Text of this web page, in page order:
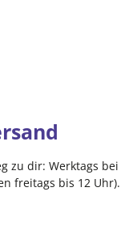
zu dir: Werktags bei
freitags bis 12 Uhr).